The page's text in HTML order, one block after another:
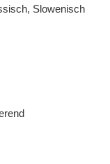
Slowenisch